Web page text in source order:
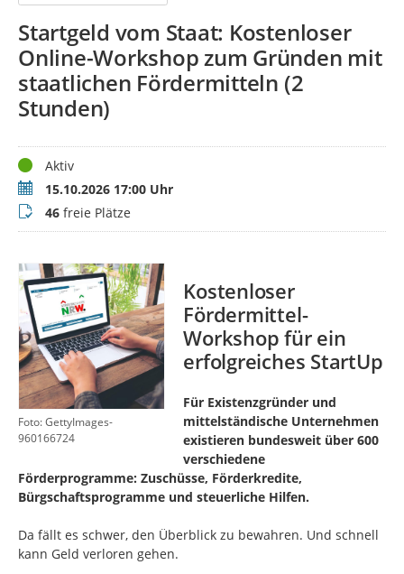
Startgeld vom Staat: Kostenloser
Online-Workshop zum Gründen mit
staatlichen Fördermitteln (2
Stunden)
StatusAktiv
Termin15.10.2026 17:00 Uhr
Buchungsstatus
46 freie Plätze
Foto: GettyImages-
960166724
Kostenloser
Fördermittel-
Workshop für ein
erfolgreiches StartUp
Für Existenzgründer und
mittelständische Unternehmen
existieren bundesweit über 600
verschiedene
Förderprogramme: Zuschüsse, Förderkredite,
Bürgschaftsprogramme und steuerliche Hilfen.
Da fällt es schwer, den Überblick zu bewahren. Und schnell
kann Geld verloren gehen.